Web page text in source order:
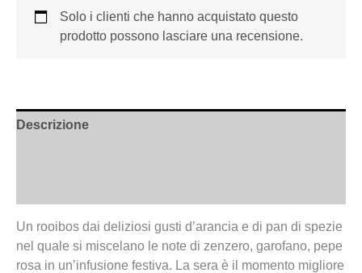
Solo i clienti che hanno acquistato questo
prodotto possono lasciare una recensione.
Descrizione
Un rooibos dai deliziosi gusti d’arancia e di pan di spezie
nel quale si miscelano le note di zenzero, garofano, pepe
rosa in un’infusione festiva. La sera è il momento migliore